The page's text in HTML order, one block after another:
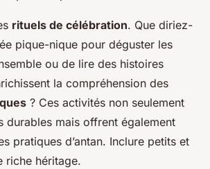
rituels de célébration. Que diriez-
pique-nique pour déguster les
ou de lire des histoires
la compréhension des
? Ces activités non seulement
durables mais offrent également
pratiques d’antan. Inclure petits et
riche héritage.